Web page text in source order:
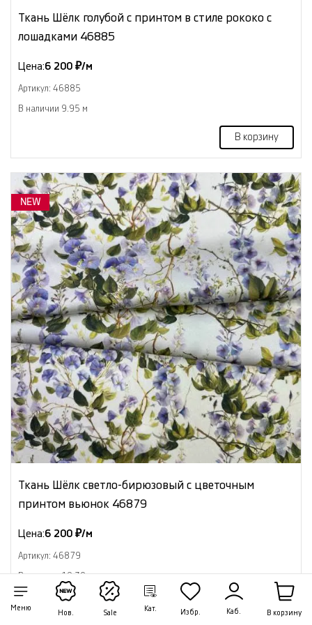
Меню
Нов. Sale
Кат. Избр. Каб. В корзину
Ткань Шёлк голубой с принтом в стиле рококо с
лошадками 46885
Цена:6 200 ₽/м
Артикул: 46885
В наличии 9.95 м
В корзину
NEW
Ткань Шёлк светло-бирюзовый с цветочным
принтом вьюнок 46879
Цена:6 200 ₽/м
Артикул: 46879
В наличии 19.30 м